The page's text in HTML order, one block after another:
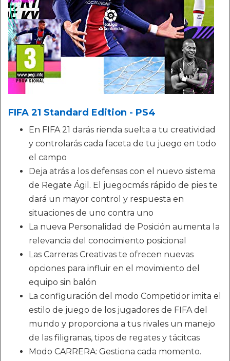
FIFA 21 Standard Edition - PS4
En FIFA 21 darás rienda suelta a tu creatividad
y controlarás cada faceta de tu juego en todo
el campo
Deja atrás a los defensas con el nuevo sistema
de Regate Ágil. El juegocmás rápido de pies te
dará un mayor control y respuesta en
situaciones de uno contra uno
La nueva Personalidad de Posición aumenta la
relevancia del conocimiento posicional
Las Carreras Creativas te ofrecen nuevas
opciones para influir en el movimiento del
equipo sin balón
La configuración del modo Competidor imita el
estilo de juego de los jugadores de FIFA del
mundo y proporciona a tus rivales un manejo
de las filigranas, tipos de regates y tácitcas
Modo CARRERA: Gestiona cada momento.